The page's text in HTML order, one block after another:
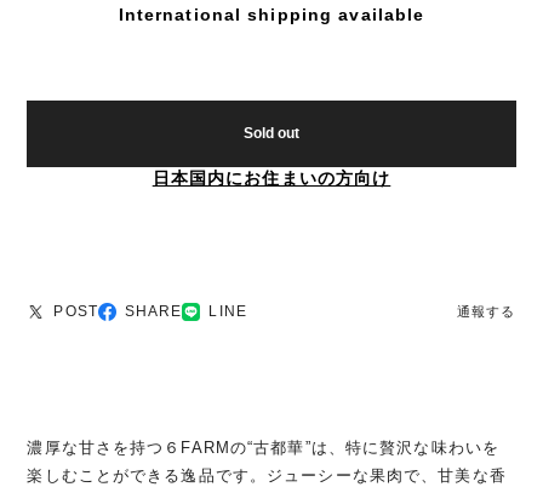
International shipping available
Sold out
日本国内にお住まいの方向け
POST SHARE LINE 通報する
濃厚な甘さを持つ６FARMの“古都華”は、特に贅沢な味わいを
楽しむことができる逸品です。ジューシーな果肉で、甘美な香